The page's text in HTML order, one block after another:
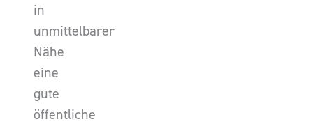
in
unmittelbarer
Nähe
eine
gute
öffentliche